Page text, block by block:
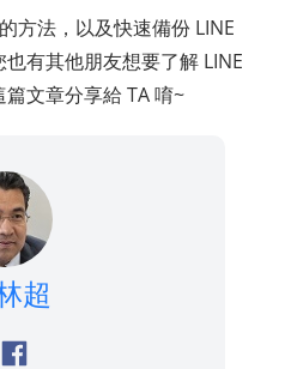
方法，以及快速備份 LINE
有其他朋友想要了解 LINE
文章分享給 TA 唷~
超